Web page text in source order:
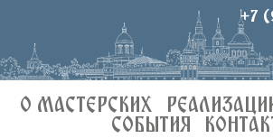
+7
О МАСТЕРСКИХ
СОБЫТИЯ